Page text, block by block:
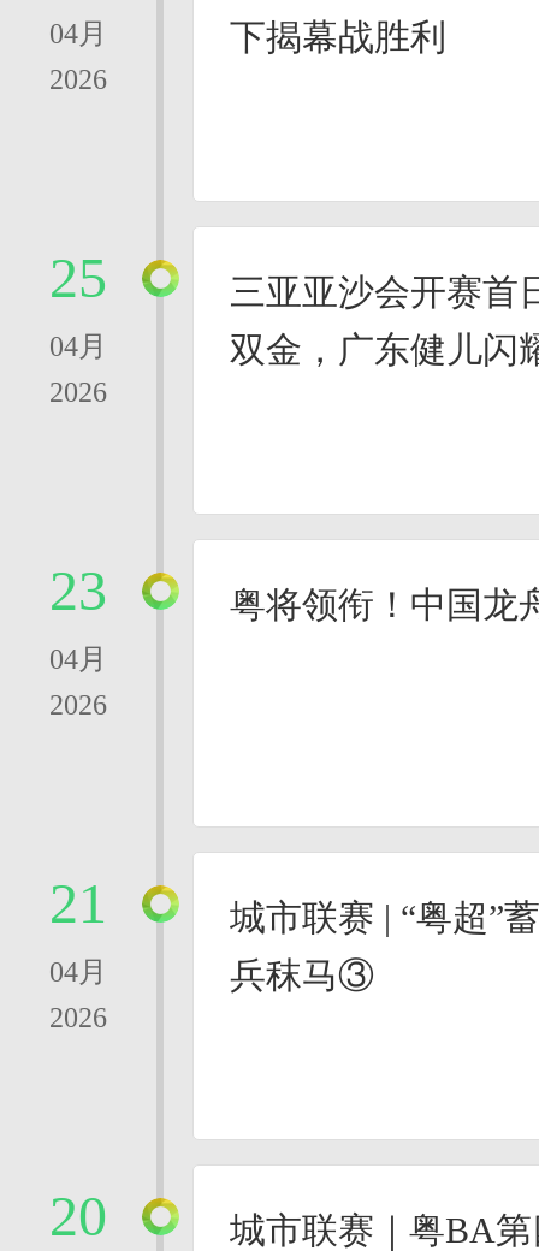
04月
2026
下揭幕战胜利
25
04月
2026
三亚亚沙会开赛首
双金，广东健儿闪
23
04月
2026
粤将领衔！中国龙
21
04月
2026
城市联赛 | “粤超”
兵秣马③
20
城市联赛｜粤BA